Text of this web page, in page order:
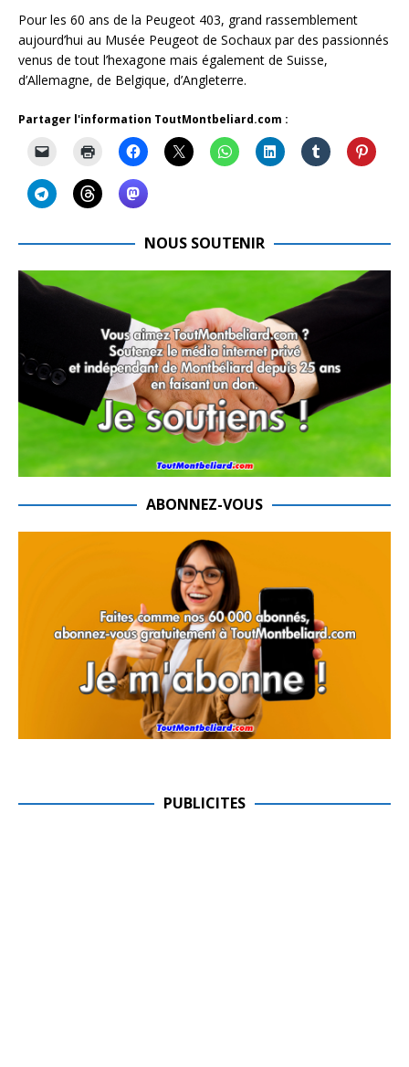
Pour les 60 ans de la Peugeot 403, grand rassemblement
aujourd’hui au Musée Peugeot de Sochaux par des passionnés
venus de tout l’hexagone mais également de Suisse,
d’Allemagne, de Belgique, d’Angleterre.
Partager l'information ToutMontbeliard.com :
NOUS SOUTENIR
ABONNEZ-VOUS
PUBLICITES